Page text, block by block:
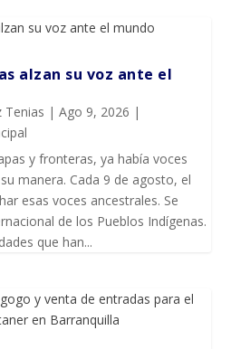
alzan su voz ante el
Tenias |Ago 9, 2026 |
y fronteras, ya había voces
manera. Cada 9 de agosto, el
esas voces ancestrales. Se
de los Pueblos Indígenas.
que han...